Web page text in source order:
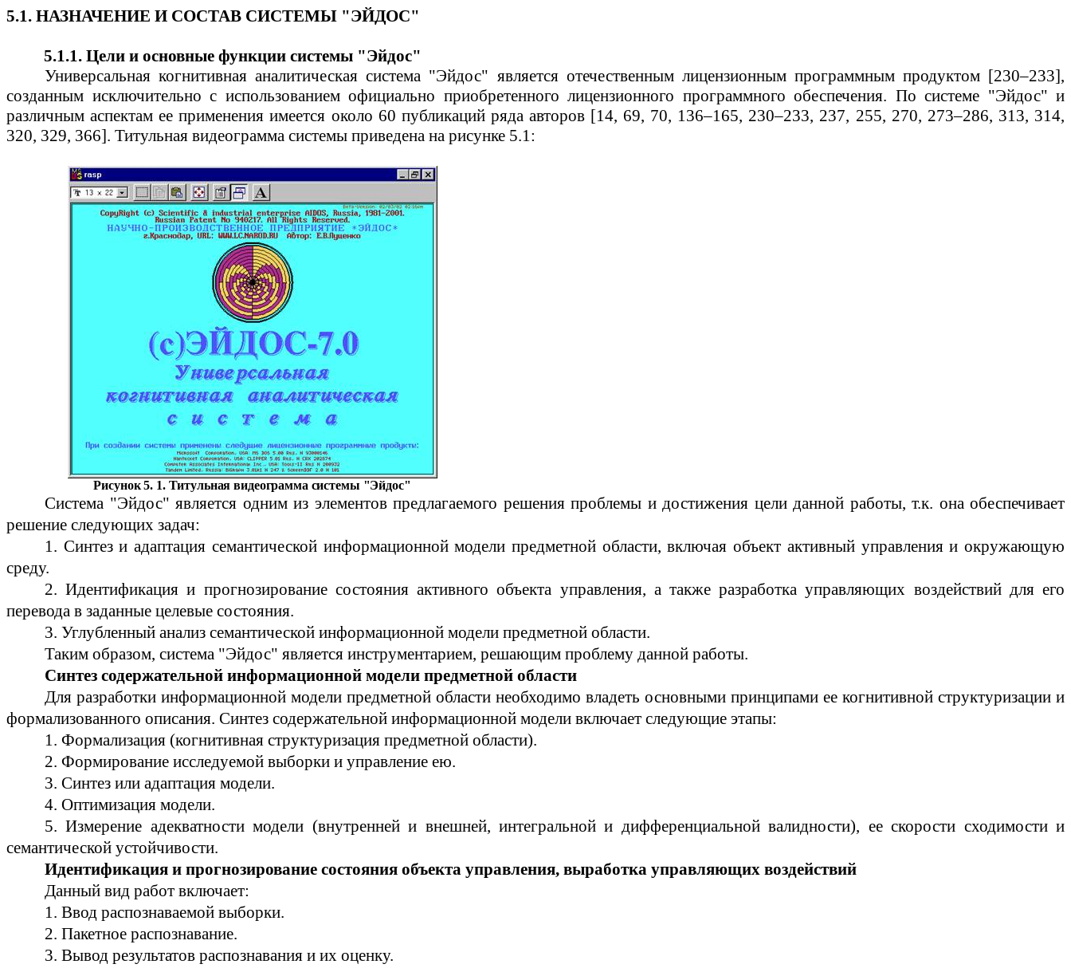
5.1. НАЗНАЧЕНИЕ И СОСТАВ СИСТЕМЫ "ЭЙДОС"
5.1.1. Цели и основные функции системы "Эйдос"
Универсальная когнитивная аналитическая система "Эйдос" является отечественным лицензионным программным продуктом [230–233],
созданным исключительно с использованием официально приобретенного лицензионного программного обеспечения. По системе "Эйдос" и
различным аспектам ее применения имеется около 60 публикаций ряда авторов [14, 69, 70, 136–165, 230–233, 237, 255, 270, 273–286, 313, 314,
320, 329, 366]. Титульная видеограмма системы приведена на рисунке 5.1:
Рисунок 5. 1. Титульнаявидеограмма системы "Эйдос"
Система "Эйдос" является одним из элементов предлагаемого решения проблемы и достижения цели данной работы, т.к. она обеспечивает
решение следующих задач:
1. Синтез и адаптация семантической информационной модели предметной области, включая объект активный управления и окружающую
среду.
2. Идентификация и прогнозирование состояния активного объекта управления, а также разработка управляющих воздействий для его
перевода в заданные целевые состояния.
3. Углубленный анализ семантической информационной модели предметной области.
Таким образом, система "Эйдос" является инструментарием, решающим проблему данной работы.
Синтез содержательной информационной модели предметной области
Для разработки информационной модели предметной области необходимо владеть основными принципами ее когнитивной структуризации и
формализованного описания. Синтез содержательной информационной модели включает следующие этапы:
1. Формализация (когнитивная структуризация предметной области).
2. Формирование исследуемой выборки и управление ею.
3. Синтез или адаптация модели.
4. Оптимизация модели.
5. Измерение адекватности модели (внутренней и внешней, интегральной и дифференциальнойвалидности), ее скорости сходимости и
семантической устойчивости.
Идентификация и прогнозирование состояния объекта управления, выработка управляющих воздействий
Данный вид работ включает:
1. Ввод распознаваемой выборки.
2. Пакетное распознавание.
3. Вывод результатов распознавания и их оценку.